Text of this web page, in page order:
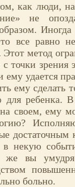
как люди,
не
Иногда
все равно
метод
с точки
удается
ему сделать
ребенка.
своем, ему
достаточным
в некую
вы
больно.